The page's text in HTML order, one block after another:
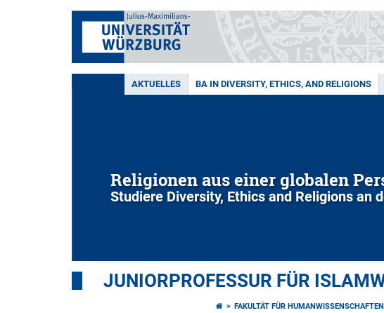
AKTUELLES BA IN DIVERSITY, ETHICS, AND RELIGIONS
Religionen aus einer globalen
Studiere Diversity, Ethics and Religions an
JUNIORPROFESSUR FÜR
FAKULTÄT FÜR HUMANWISSENSCHAFTEN